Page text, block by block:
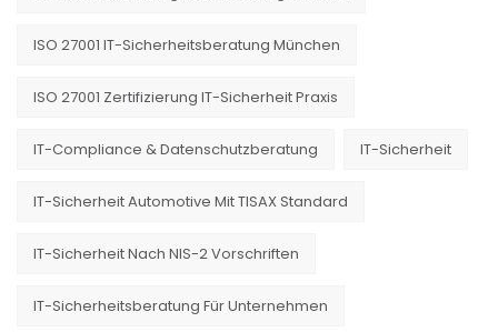
ISO 27001 IT-Sicherheitsberatung München
ISO 27001 Zertifizierung IT-Sicherheit Praxis
IT-Compliance & Datenschutzberatung IT-Sicherheit
IT-Sicherheit Automotive Mit TISAX Standard
IT-Sicherheit Nach NIS-2 Vorschriften
IT-Sicherheitsberatung Für Unternehmen